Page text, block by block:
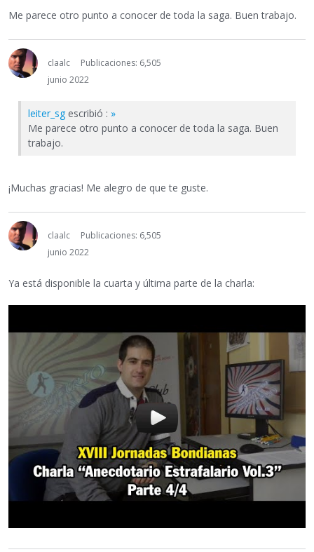
Me parece otro punto a conocer de toda la saga. Buen trabajo.
claalc
Publicaciones: 6,505
junio 2022
leiter_sg escribió : »
Me parece otro punto a conocer de toda la saga. Buen
trabajo.
¡Muchas gracias! Me alegro de que te guste.
claalc
Publicaciones: 6,505
junio 2022
Ya está disponible la cuarta y última parte de la charla: